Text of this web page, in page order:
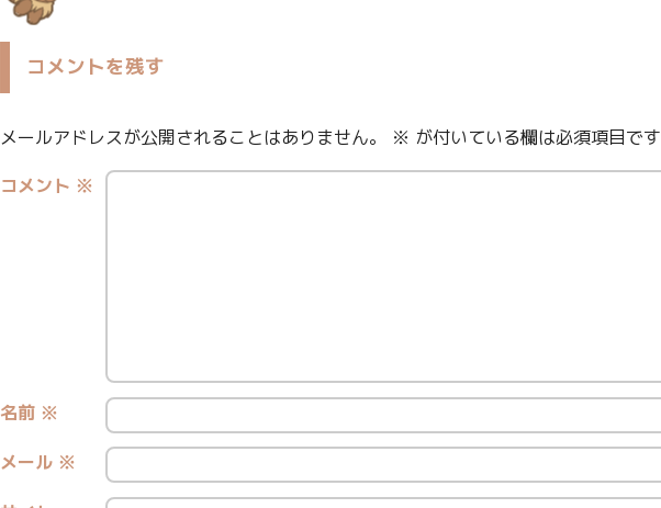
コメントを残す
メールアドレスが公開されることはありません。 ※ が付いている欄は必須項目です
コメント ※
名前 ※
メール ※